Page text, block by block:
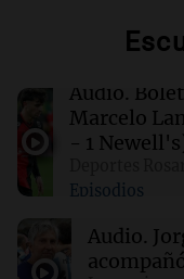
Clima en
este lunes 10
Clima en
Audio.
Marcelo
- 1
Episodios
Audio.